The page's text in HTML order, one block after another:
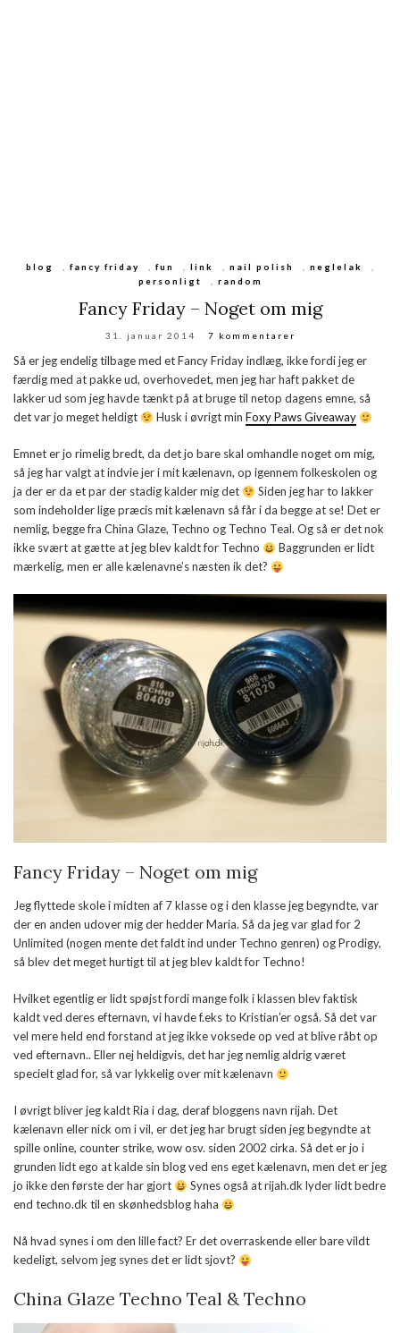
blog , fancy friday , fun , link , nail polish , neglelak
,
personligt
, random
Fancy Friday – Noget om mig
31. januar 2014 7 kommentarer
Så er jeg endelig tilbage med et Fancy Friday indlæg, ikke fordi jeg er
færdig med at pakke ud, overhovedet, men jeg har haft pakket de
lakker ud som jeg havde tænkt på at bruge til netop dagens emne, så
det var jo meget heldigt
Husk i øvrigt min Foxy Paws Giveaway
Emnet er jo rimelig bredt, da det jo bare skal omhandle noget om mig,
så jeg har valgt at indvie jer i mit kælenavn, op igennem folkeskolen og
ja der er da et par der stadig kalder mig det
Siden jeg har to lakker
som indeholder lige præcis mit kælenavn så får i da begge at se! Det er
nemlig, begge fra China Glaze, Techno og Techno Teal. Og så er det nok
ikke svært at gætte at jeg blev kaldt for Techno
Baggrunden er lidt
mærkelig, men er alle kælenavne’s næsten ik det?
Fancy Friday – Noget om mig
Jeg flyttede skole i midten af 7 klasse og i den klasse jeg begyndte, var
der en anden udover mig der hedder Maria. Så da jeg var glad for 2
Unlimited (nogen mente det faldt ind under Techno genren) og Prodigy,
så blev det meget hurtigt til at jeg blev kaldt for Techno!
Hvilket egentlig er lidt spøjst fordi mange folk i klassen blev faktisk
kaldt ved deres efternavn, vi havde f.eks to Kristian’er også. Så det var
vel mere held end forstand at jeg ikke voksede op ved at blive råbt op
ved efternavn.. Eller nej heldigvis, det har jeg nemlig aldrig været
specielt glad for, så var lykkelig over mit kælenavn
I øvrigt bliver jeg kaldt Ria i dag, deraf bloggens navn rijah. Det
kælenavn eller nick om i vil, er det jeg har brugt siden jeg begyndte at
spille online, counter strike, wow osv. siden 2002 cirka. Så det er jo i
grunden lidt ego at kalde sin blog ved ens eget kælenavn, men det er jeg
jo ikke den første der har gjort
Synes også at rijah.dk lyder lidt bedre
end techno.dk til en skønhedsblog haha
Nå hvad synes i om den lille fact? Er det overraskende eller bare vildt
kedeligt, selvom jeg synes det er lidt sjovt?
China Glaze Techno Teal & Techno